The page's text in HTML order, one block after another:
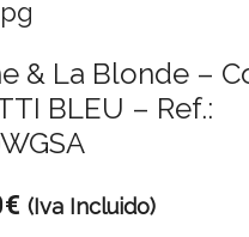
& La Blonde –
BLEU – Ref.:
€ (Iva Incluido)